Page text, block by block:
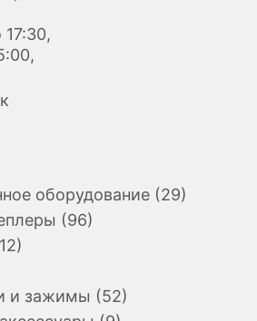
оборудование (29)
(96)
и зажимы (52)